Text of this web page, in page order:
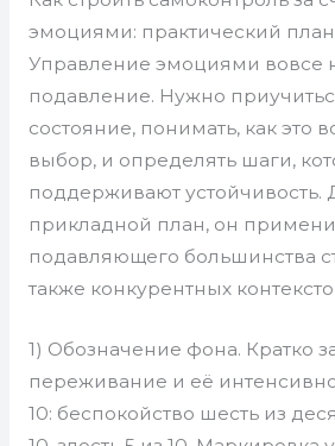
эмоциями: практический план
Управление эмоциями вовсе
подавление. Нужно
состояние, понимать, как это
выбор, и определять шаги,
поддерживают устойчивость.
прикладной план, он
подавляющего большинства
также конкурентных
1) Обозначение фона. Кратко
переживание и её
10: беспокойство шесть из